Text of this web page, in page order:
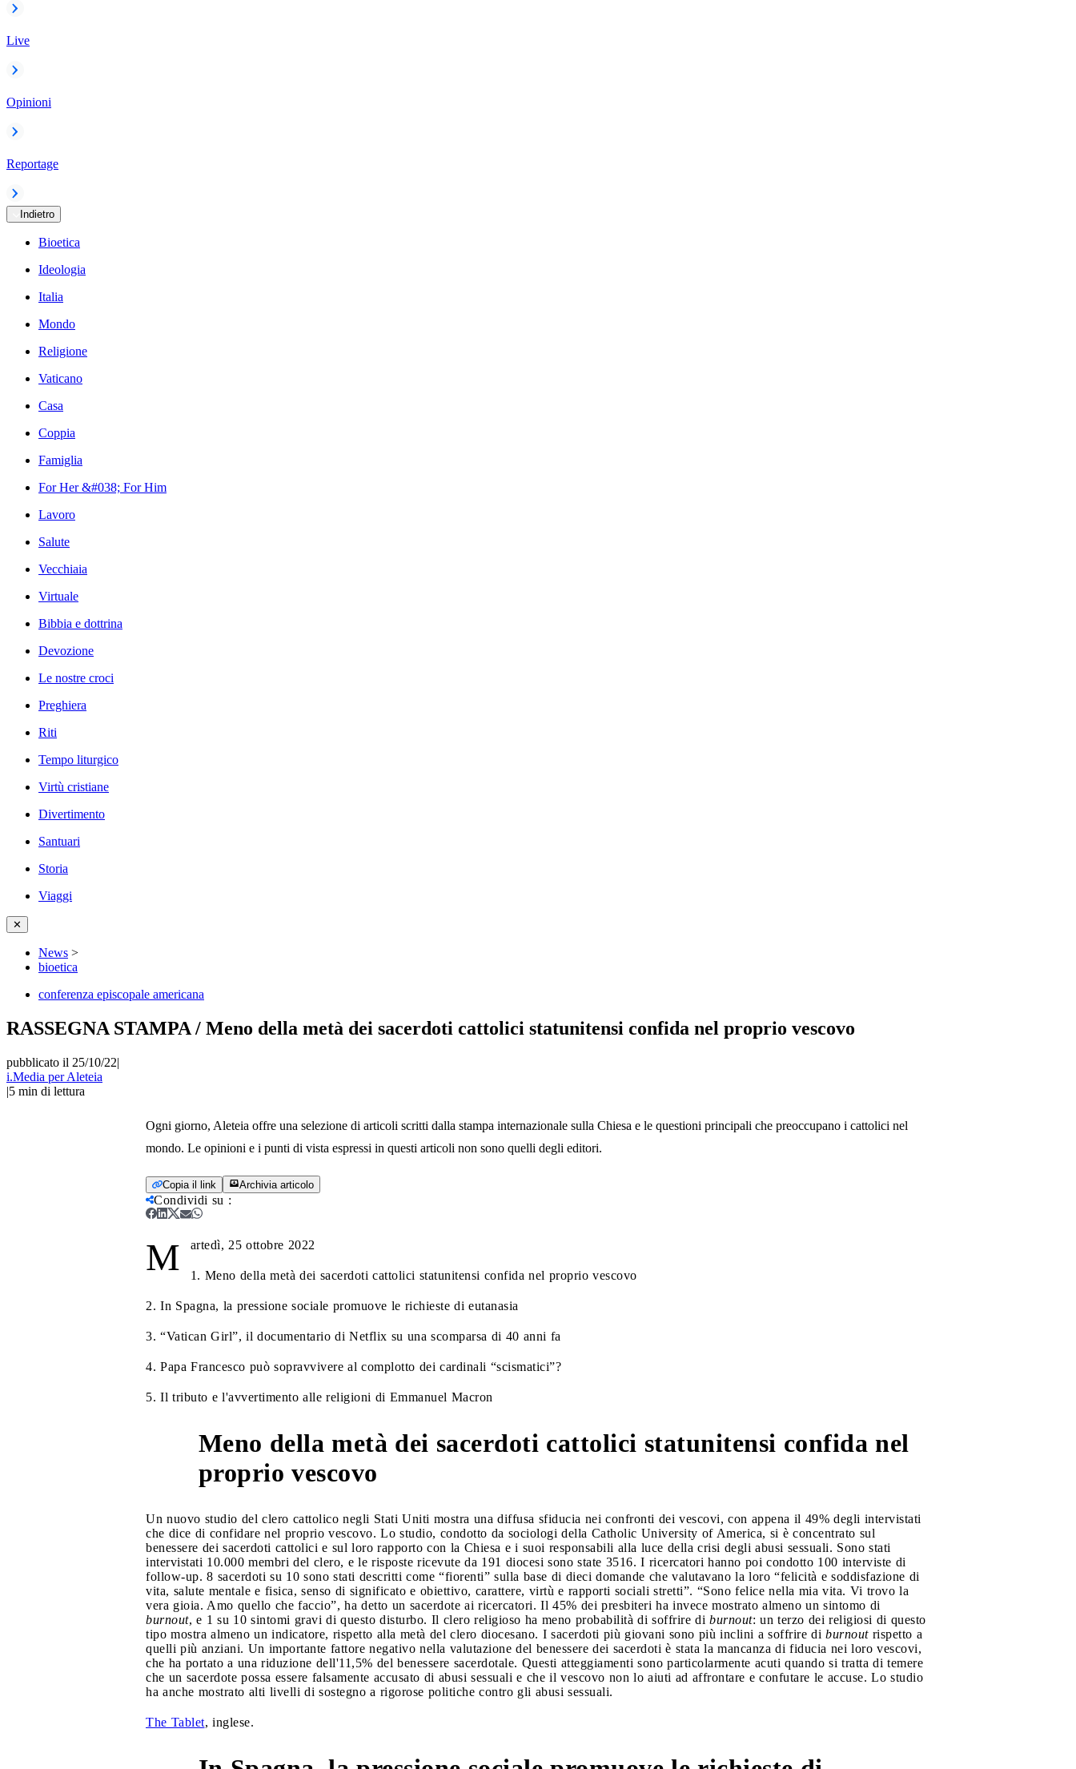
Live
Opinioni
Reportage
Indietro
Bioetica
Ideologia
Italia
Mondo
Religione
Vaticano
Casa
Coppia
Famiglia
For Her &#038; For Him
Lavoro
Salute
Vecchiaia
Virtuale
Bibbia e dottrina
Devozione
Le nostre croci
Preghiera
Riti
Tempo liturgico
Virtù cristiane
Divertimento
Santuari
Storia
Viaggi
✕
News >
bioetica
conferenza episcopale americana
RASSEGNA STAMPA / Meno della metà dei sacerdoti cattolici statunitensi confida nel proprio vescovo
pubblicato il 25/10/22|
i.Media per Aleteia
|5 min di lettura
Ogni giorno, Aleteia offre una selezione di articoli scritti dalla stampa internazionale sulla Chiesa e le questioni principali che preoccupano i cattolici nel
mondo. Le opinioni e i punti di vista espressi in questi articoli non sono quelli degli editori.
Copia il link Archivia articolo
Condividi su :
M artedì, 25 ottobre 2022
1. Meno della metà dei sacerdoti cattolici statunitensi confida nel proprio vescovo
2. In Spagna, la pressione sociale promuove le richieste di eutanasia
3. “Vatican Girl”, il documentario di Netflix su una scomparsa di 40 anni fa
4. Papa Francesco può sopravvivere al complotto dei cardinali “scismatici”?
5. Il tributo e l'avvertimento alle religioni di Emmanuel Macron
Meno della metà dei sacerdoti cattolici statunitensi confida nel
proprio vescovo
Un nuovo studio del clero cattolico negli Stati Uniti mostra una diffusa sfiducia nei confronti dei vescovi, con appena il 49% degli intervistati
che dice di confidare nel proprio vescovo. Lo studio, condotto da sociologi della Catholic University of America, si è concentrato sul
benessere dei sacerdoti cattolici e sul loro rapporto con la Chiesa e i suoi responsabili alla luce della crisi degli abusi sessuali. Sono stati
intervistati 10.000 membri del clero, e le risposte ricevute da 191 diocesi sono state 3516. I ricercatori hanno poi condotto 100 interviste di
follow-up. 8 sacerdoti su 10 sono stati descritti come “fiorenti” sulla base di dieci domande che valutavano la loro “felicità e soddisfazione di
vita, salute mentale e fisica, senso di significato e obiettivo, carattere, virtù e rapporti sociali stretti”. “Sono felice nella mia vita. Vi trovo la
vera gioia. Amo quello che faccio”, ha detto un sacerdote ai ricercatori. Il 45% dei presbiteri ha invece mostrato almeno un sintomo di
burnout, e 1 su 10 sintomi gravi di questo disturbo. Il clero religioso ha meno probabilità di soffrire di burnout: un terzo dei religiosi di questo
tipo mostra almeno un indicatore, rispetto alla metà del clero diocesano. I sacerdoti più giovani sono più inclini a soffrire di burnout rispetto a
quelli più anziani. Un importante fattore negativo nella valutazione del benessere dei sacerdoti è stata la mancanza di fiducia nei loro vescovi,
che ha portato a una riduzione dell'11,5% del benessere sacerdotale. Questi atteggiamenti sono particolarmente acuti quando si tratta di temere
che un sacerdote possa essere falsamente accusato di abusi sessuali e che il vescovo non lo aiuti ad affrontare e confutare le accuse. Lo studio
ha anche mostrato alti livelli di sostegno a rigorose politiche contro gli abusi sessuali.
The Tablet, inglese.